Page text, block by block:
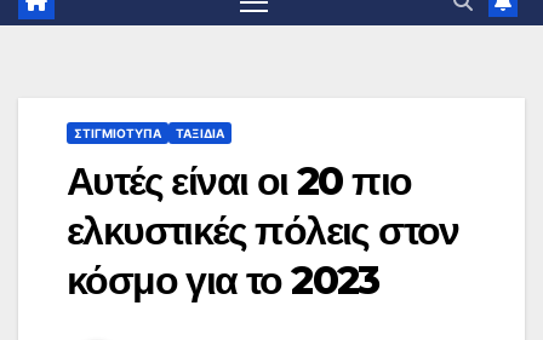
ΣΤΙΓΜΙΌΤΥΠΑ ΤΑΞΊΔΙΑ
Αυτές είναι οι 20 πιο
ελκυστικές πόλεις στον
κόσμο για το 2023